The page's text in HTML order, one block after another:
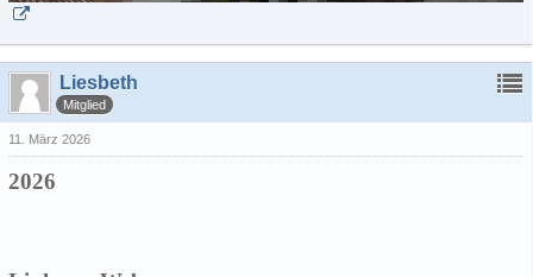
Liesbeth
Mitglied
11. März 2026
2026